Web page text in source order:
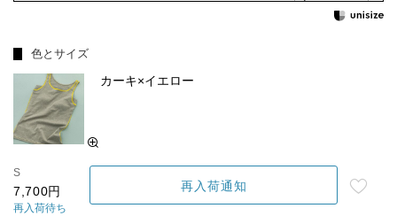
色とサイズ
カーキ×イエロー
S
7,700円
再入荷待ち
再入荷通知